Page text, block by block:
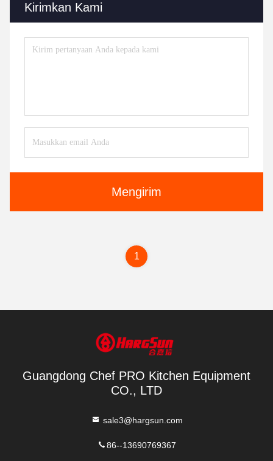
Kirimkan Kami
Mengirim
1
Guangdong Chef PRO Kitchen Equipment
CO., LTD
sale3@hargsun.com
86--13690769367